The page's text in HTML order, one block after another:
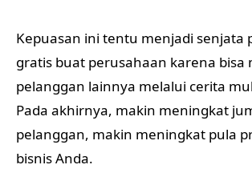
Kepuasan ini tentu menjadi senjata
gratis buat perusahaan karena bisa
pelanggan lainnya melalui cerita
Pada akhirnya, makin meningkat
pelanggan, makin meningkat pula
bisnis Anda.